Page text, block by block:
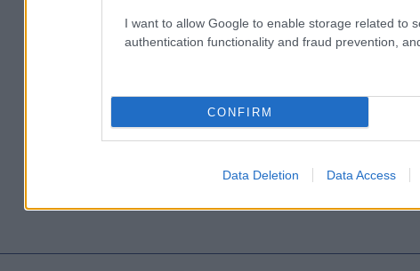
I want to allow Google to enable storage related to
authentication functionality and fraud prevention,
CONFIRM
Data Deletion Data Access